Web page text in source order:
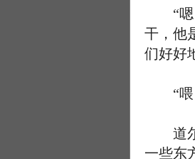
“嗯，
干，他
们好好
“喂，
道尔
一些东